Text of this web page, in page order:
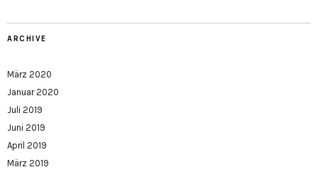
ARCHIVE
März 2020
Januar 2020
Juli 2019
Juni 2019
April 2019
März 2019